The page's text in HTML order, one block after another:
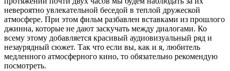
невероятно увлекательной беседой в теплой дружеской
атмосфере. При этом фильм разбавлен вставками из прошлого
джинна, которые не дают заскучать между диалогами. Ко
всему этому добавляется красивый аудиовизуальный ряд и
незаурядный сюжет. Так что если вы, как и я, любитель
медленного атмосферного кино, то обязательно рекомендую
посмотреть.